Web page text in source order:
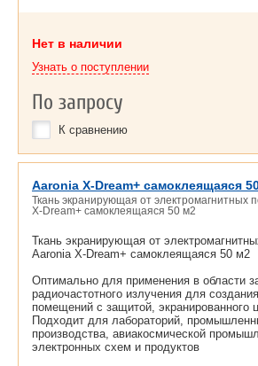
Нет в наличии
Узнать о поступлении
По запросу
К сравнению
Aaronia X-Dream+ самоклеящаяся
Ткань экранирующая от электромагнитных
X-Dream+ самоклеящаяся 50 м2
Ткань экранирующая от
Aaronia X-Dream+ самоклеящаяся 50 м2
Оптимально для применения в области
радиочастотного излучения для
помещений с защитой, экранированного
Подходит для лабораторий,
производства, авиакосмической
электронных схем и продуктов